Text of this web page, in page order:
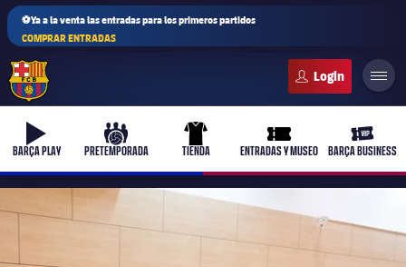
⚽Ya a la venta las entradas para los primeros partidos
COMPRAR ENTRADAS
b-play
BARÇA PLAY
culers-ball
PRETEMPORADA
uniform
TIENDA
ticket-full
ENTRADAS Y MUSEO
ticket-
BARÇA BUSINESS